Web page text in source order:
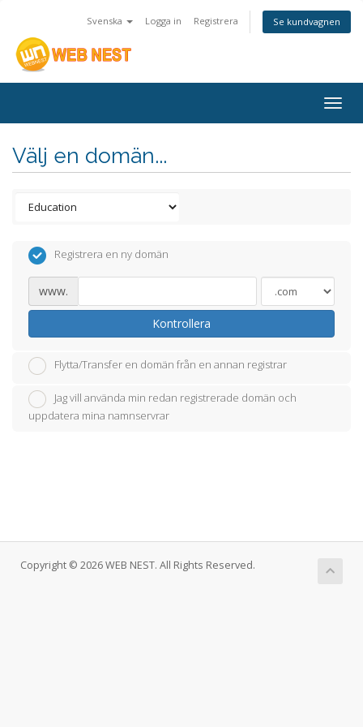
Svenska Logga in Registrera Se kundvagnen
Välj en domän...
Registrera en ny domän
www.
Kontrollera
Flytta/Transfer en domän från en annan registrar
Jag vill använda min redan registrerade domän och
uppdatera mina namnservrar
Copyright © 2026 WEB NEST. All Rights Reserved.